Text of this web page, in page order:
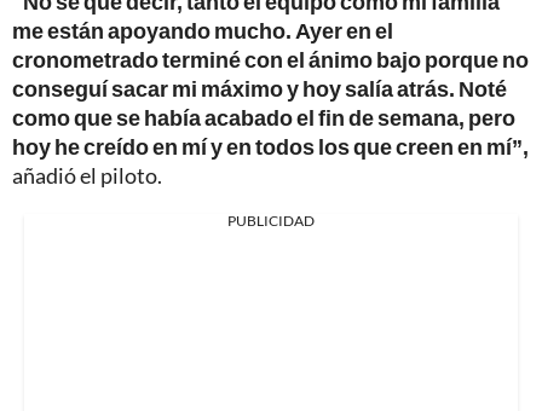
me están apoyando mucho. Ayer en el
cronometrado terminé con el ánimo bajo porque no
conseguí sacar mi máximo y hoy salía atrás. Noté
como que se había acabado el fin de semana, pero
hoy he creído en mí y en todos los que creen en mí”,
añadió el piloto.
PUBLICIDAD